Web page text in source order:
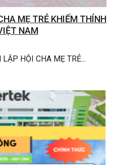
MẸ TRẺ KHIẾM THÍNH
NAM
HỘI CHA MẸ TRẺ...